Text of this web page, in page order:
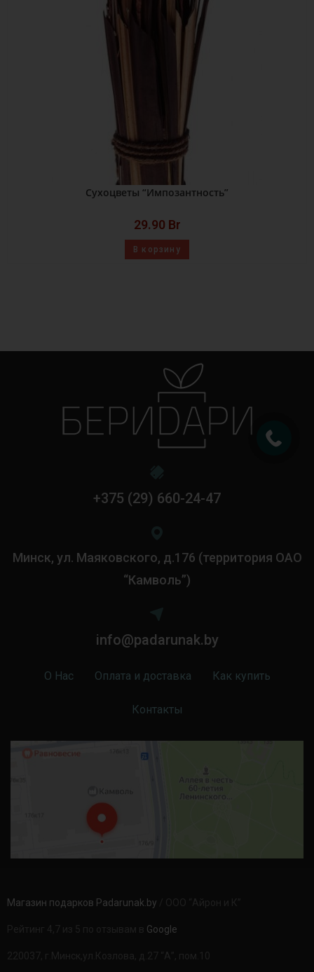
Сухоцветы “Импозантность”
29.90 Br
В корзину
+375 (29) 660-24-47
Минск, ул. Маяковского, д.176 (территория ОАО
“Камволь”)
info@padarunak.by
О Нас Оплата и доставка Как купить
Контакты
Магазин подарков Padarunak.by
Google